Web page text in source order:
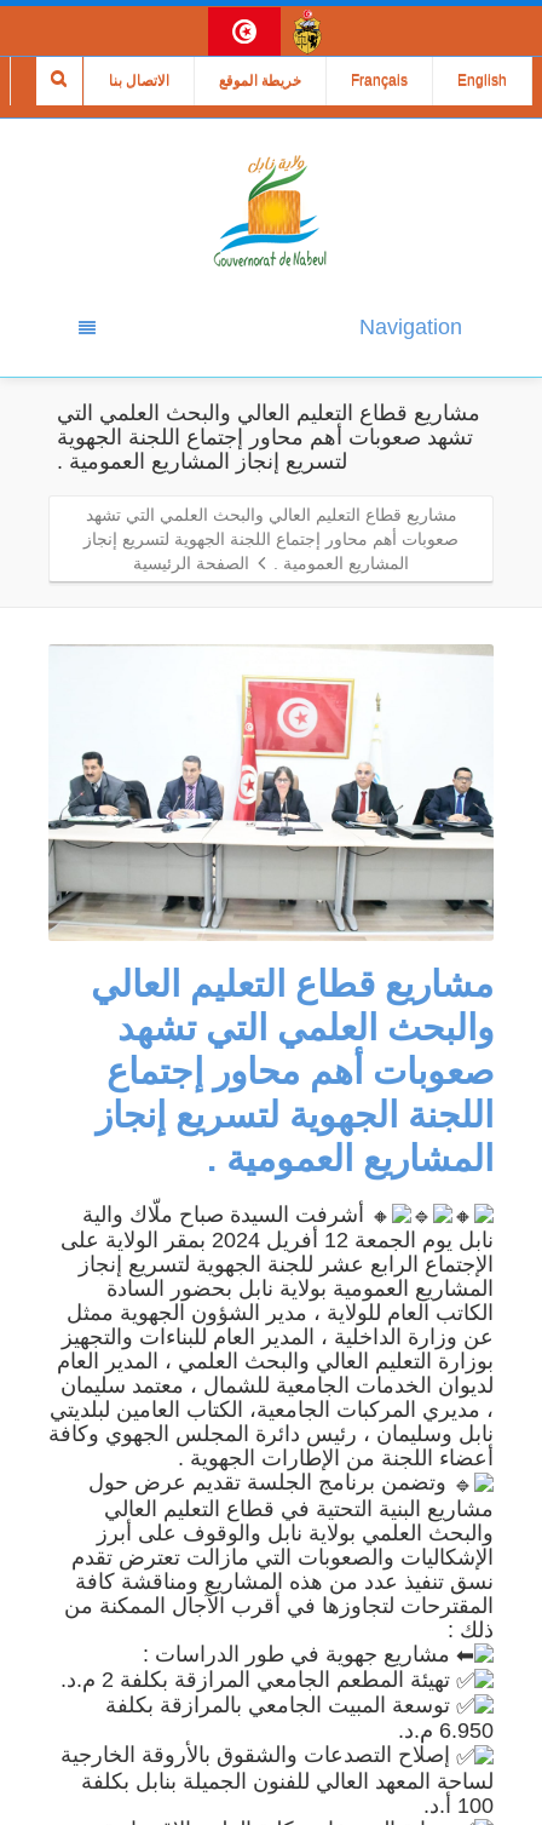
الاتصال بنا خريطة الموقع Français English
Navigation
مشاريع قطاع التعليم العالي والبحث العلمي التي
تشهد صعوبات أهم محاور إجتماع اللجنة الجهوية
لتسريع إنجاز المشاريع العمومية .
مشاريع قطاع التعليم العالي والبحث العلمي التي تشهد
صعوبات أهم محاور إجتماع اللجنة الجهوية لتسريع إنجاز
المشاريع العمومية .
الصفحة الرئيسية
مشاريع قطاع التعليم العالي
والبحث العلمي التي تشهد
صعوبات أهم محاور إجتماع
اللجنة الجهوية لتسريع إنجاز
المشاريع العمومية .
أشرفت السيدة صباح ملّاك والية
نابل يوم الجمعة 12 أفريل 2024 بمقر الولاية على
الإجتماع الرابع عشر للجنة الجهوية لتسريع إنجاز
المشاريع العمومية بولاية نابل بحضور السادة
الكاتب العام للولاية ، مدير الشؤون الجهوية ممثل
عن وزارة الداخلية ، المدير العام للبناءات والتجهيز
بوزارة التعليم العالي والبحث العلمي ، المدير العام
لديوان الخدمات الجامعية للشمال ، معتمد سليمان
، مديري المركبات الجامعية، الكتاب العامين لبلديتي
نابل وسليمان ، رئيس دائرة المجلس الجهوي وكافة
أعضاء اللجنة من الإطارات الجهوية .
وتضمن برنامج الجلسة تقديم عرض حول
مشاريع البنية التحتية في قطاع التعليم العالي
والبحث العلمي بولاية نابل والوقوف على أبرز
الإشكاليات والصعوبات التي مازالت تعترض تقدم
نسق تنفيذ عدد من هذه المشاريع ومناقشة كافة
المقترحات لتجاوزها في أقرب الآجال الممكنة من
ذلك :
مشاريع جهوية في طور الدراسات :
تهيئة المطعم الجامعي المرازقة بكلفة 2 م.د.
توسعة المبيت الجامعي بالمرازقة بكلفة
6.950 م.د.
إصلاح التصدعات والشقوق بالأروقة الخارجية
لساحة المعهد العالي للفنون الجميلة بنابل بكلفة
100 أ.د.